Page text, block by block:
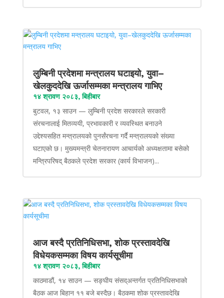
लुम्बिनी प्रदेशमा मन्त्रालय घटाइयो, युवा–
खेलकुददेखि ऊर्जासम्मका मन्त्रालय गाभिए
१४ श्रावण २०८३, बिहीबार
बुटवल, १३ साउन — लुम्बिनी प्रदेश सरकारले सरकारी
संरचनालाई मितव्ययी, प्रभावकारी र व्यवस्थित बनाउने
उद्देश्यसहित मन्त्रालयको पुनर्संरचना गर्दै मन्त्रालयको संख्या
घटाएको छ। मुख्यमन्त्री चेतनारायण आचार्यको अध्यक्षतामा बसेको
मन्त्रिपरिषद् बैठकले प्रदेश सरकार (कार्य विभाजन)...
आज बस्दै प्रतिनिधिसभा, शोक प्रस्तावदेखि
विधेयकसम्मका विषय कार्यसूचीमा
१४ श्रावण २०८३, बिहीबार
काठमाडौं, १४ साउन — सङ्घीय संसद्अन्तर्गत प्रतिनिधिसभाको
बैठक आज बिहान ११ बजे बस्दैछ। बैठकमा शोक प्रस्तावदेखि